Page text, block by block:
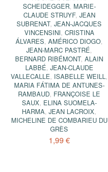
SCHEIDEGGER, MARIE-
CLAUDE STRUYF, JEAN
SUBRENAT,JEAN-JACQUES
VINCENSINI, CRISTINA
ÁLVARES,AMÉRICO DIOGO,
JEAN-MARC PASTRÉ,
BERNARD RIBÉMONT,ALAIN
LABBÉ, JEAN-CLAUDE
VALLECALLE, ISABELLE WEILL,
MARIA FÁTIMA DE ANTUNES-
RAMBAUD, FRANÇOISE LE
SAUX, ELINA SUOMELA-
HARMA,JEAN LACROIX,
MICHELINE DE COMBARIEU DU
GRÈS
1,99 €